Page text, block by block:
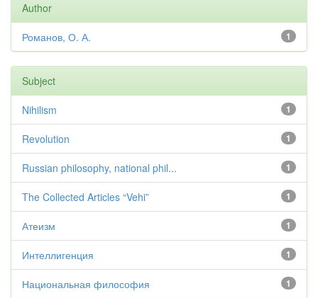
Author
1
Романов, О. А.
Subject
1
Nihilism
1
Revolution
1
Russian philosophy, national phil...
1
The Collected Articles “Vehi”
1
Атеизм
1
Интеллигенция
1
Национальная философия